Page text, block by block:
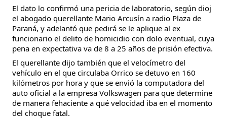
El dato lo confirmó una pericia de laboratorio, según dioj
el abogado querellante Mario Arcusín a radio Plaza de
Paraná, y adelantó que pedirá se le aplique al ex
funcionario el delito de homicidio con dolo eventual, cuya
pena en expectativa va de 8 a 25 años de prisión efectiva.
El querellante dijo también que el velocímetro del
vehículo en el que circulaba Orrico se detuvo en 160
kilómetros por hora y que se envió la computadora del
auto oficial a la empresa Volkswagen para que determine
de manera fehaciente a qué velocidad iba en el momento
del choque fatal.